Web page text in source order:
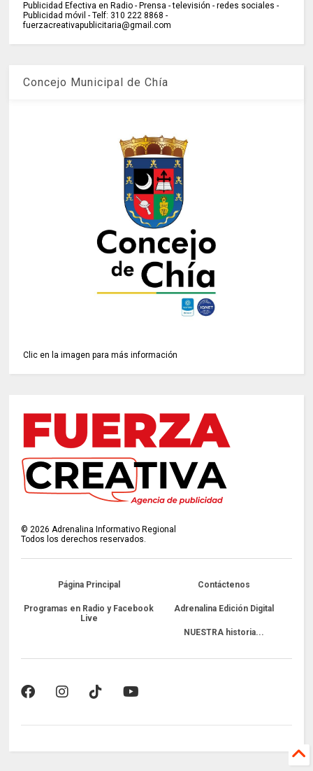
Publicidad Efectiva en Radio - Prensa - televisión - redes sociales -
Publicidad móvil - Telf: 310 222 8868 -
fuerzacreativapublicitaria@gmail.com
Concejo Municipal de Chía
Clic en la imagen para más información
©2026 Adrenalina Informativo Regional
Todos los derechos reservados.
Página Principal Contáctenos
Programas en Radio y Facebook
Live
Adrenalina Edición Digital
NUESTRA historia...